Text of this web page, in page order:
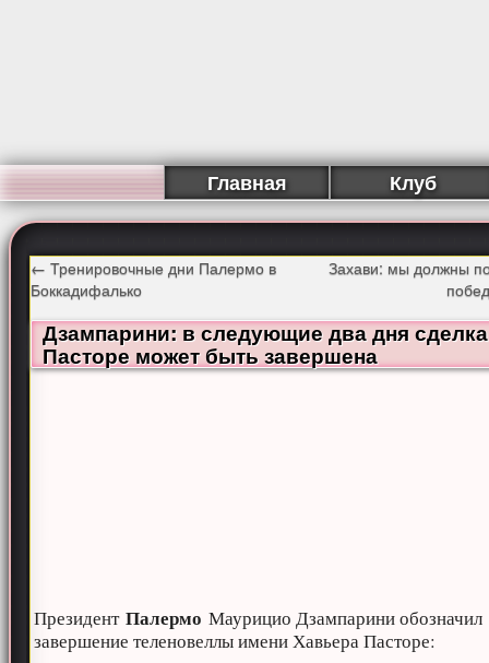
Главная Клуб
← Тренировочные дни Палермо в
Боккадифалько
Захави: мы должны
Дзампарини: в следующие два дня
Пасторе может быть завершена
ПрезидентПалермо Маурицио Дзампарини обозначил
завершение теленовеллы имени Хавьера Пасторе: